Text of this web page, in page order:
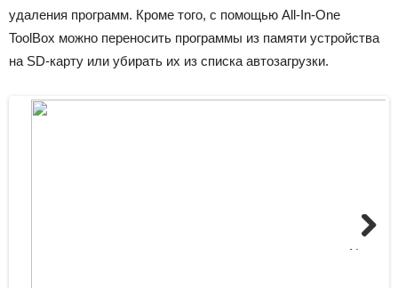
удаления программ. Кроме того, с помощью All-In-One
ToolBox можно переносить программы из памяти устройства
на SD-карту или убирать их из списка автозагрузки.
Next